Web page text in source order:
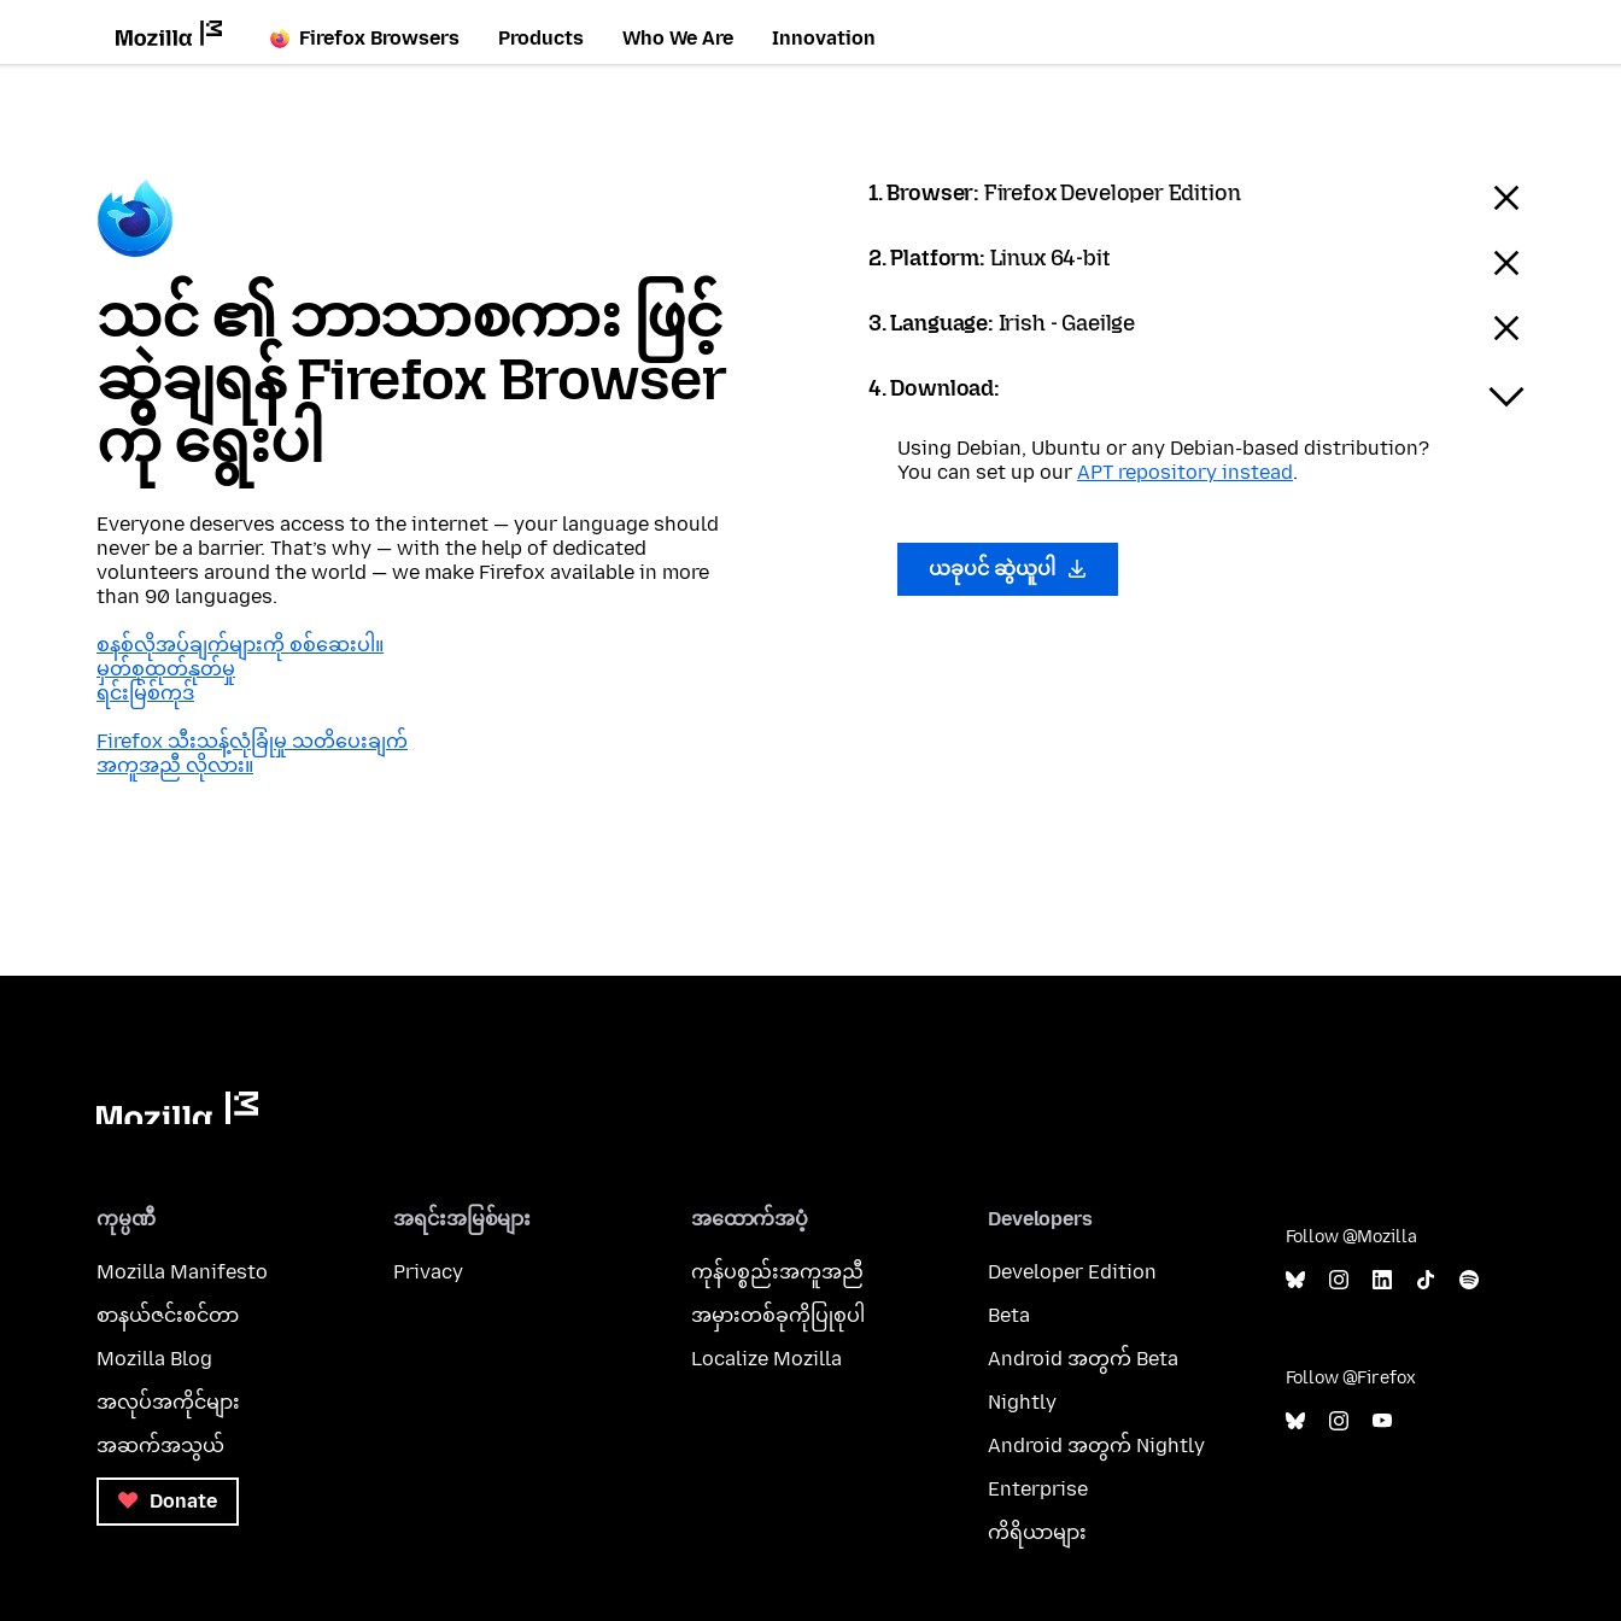
Firefox Browsers Products Who We Are Innovation
သင် ၏ ဘာသာစကား ဖြင့်
ဆွဲချရန် Firefox Browser
ကို ရွေးပါ
Everyone deserves access to the internet — your language should
never be a barrier. That’s why — with the help of dedicated
volunteers around the world — we make Firefox available in more
than 90 languages.
စနစ်လိုအပ်ချက်များကို စစ်ဆေးပါ။
မှတ်စုထုတ်နုတ်မှု
ရင်းမြစ်ကုဒ်
Firefox သီးသန့်လုံခြုံမှု သတိပေးချက်
အကူအညီ လိုလား။
1. Browser: Firefox Developer Edition
2. Platform: Linux 64-bit
3. Language: Irish - Gaeilge
4. Download:
Using Debian, Ubuntu or any Debian-based distribution?
You can set up our APT repository instead.
ယခုပင် ဆွဲယူပါ
ကုမ္ပဏီ
Mozilla Manifesto
စာနယ်ဇင်းစင်တာ
Mozilla Blog
အလုပ်အကိုင်များ
အဆက်အသွယ်
Donate
အရင်းအမြစ်များ
Privacy
အထောက်အပံ့
ကုန်ပစ္စည်းအကူအညီ
အမှားတစ်ခုကိုပြုစုပါ
Localize Mozilla
Developers
Developer Edition
Beta
Android အတွက် Beta
Nightly
Android အတွက် Nightly
Enterprise
ကိရိယာများ
Follow @Mozilla
Follow @Firefox